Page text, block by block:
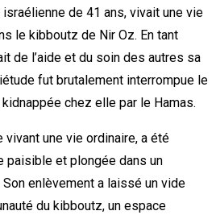
de 41 ans, vivait une vie
le kibboutz de Nir Oz. En tant
de l’aide et du soin des autres sa
fut brutalement interrompue le
chez elle par le Hamas.
vivant une vie ordinaire, a été
paisible et plongée dans un
enlèvement a laissé un vide
du kibboutz, un espace